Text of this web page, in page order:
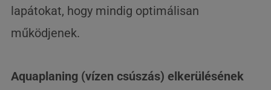
lapátokat, hogy mindig optimálisan
működjenek.
Aquaplaning (vízen csúszás) elkerülésének